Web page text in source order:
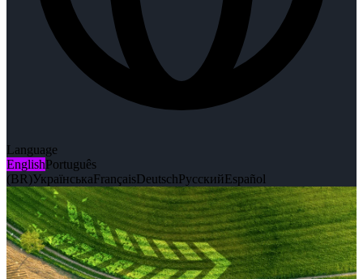
Language
EnglishPortuguês
(BR)УкраїнськаFrançaisDeutschРусскийEspañol